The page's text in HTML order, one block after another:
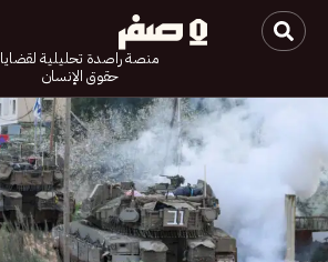
منصة راصدة تحليلية لقضايا
حقوق الإنسان